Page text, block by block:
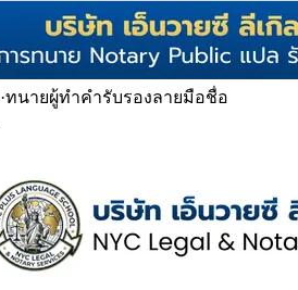
·ทนายผู้ทำคำรับรองลายมือชื่อ